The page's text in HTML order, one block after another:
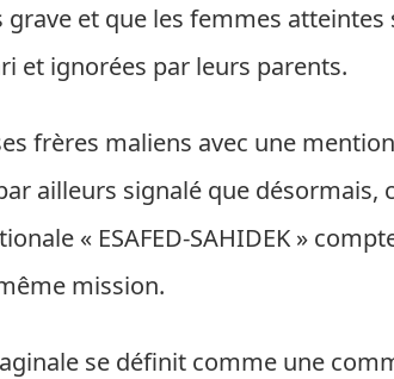
grave et que les femmes
et ignorées par leurs parents.
frères maliens avec une
ailleurs signalé que désormais,
« ESAFED-SAHIDEK »
mission.
se définit comme une